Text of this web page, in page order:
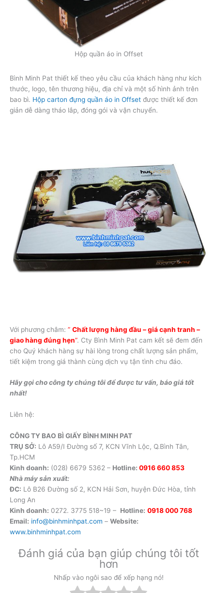
Hộp quần áo in Offset
Bình Minh Pat thiết kế theo yêu cầu của khách hàng như kích
thước, logo, tên thương hiệu, địa chỉ và một số hình ảnh trên
bao bì. Hộp carton đựng quần áo in Offset được thiết kế đơn
giản dễ dàng tháo lắp, đóng gói và vận chuyển.
Với phương châm: ” Chất lượng hàng đầu – giá cạnh tranh –
giao hàng đúng hẹn”. Cty Bình Minh Pat cam kết sẽ đem đến
cho Quý khách hàng sự hài lòng trong chất lượng sản phẩm,
tiết kiệm trong giá thành cùng dịch vụ tận tình chu đáo.
Hãy gọi cho công ty chúng tôi để được tư vấn, báo giá tốt
nhất!
Liên hệ:
CÔNG TY BAO BÌ GIẤY BÌNH MINH PAT
TRỤ SỞ: Lô A59/I Đường số 7, KCN Vĩnh Lộc, Q.Bình Tân,
Tp.HCM
Kinh doanh: (028) 6679 5362 – Hotline: 0916 660 853
Nhà máy sản xuất:
ĐC: Lô B26 Đường số 2, KCN Hải Sơn, huyện Đức Hòa, tỉnh
Long An
Kinh doanh: 0272. 3775 518~19 – Hotline: 0918 000 768
Email: info@binhminhpat.com – Website:
www.binhminhpat.com
Đánh giá của bạn giúp chúng tôi tốt
hơn
Nhấp vào ngôi sao để xếp hạng nó!